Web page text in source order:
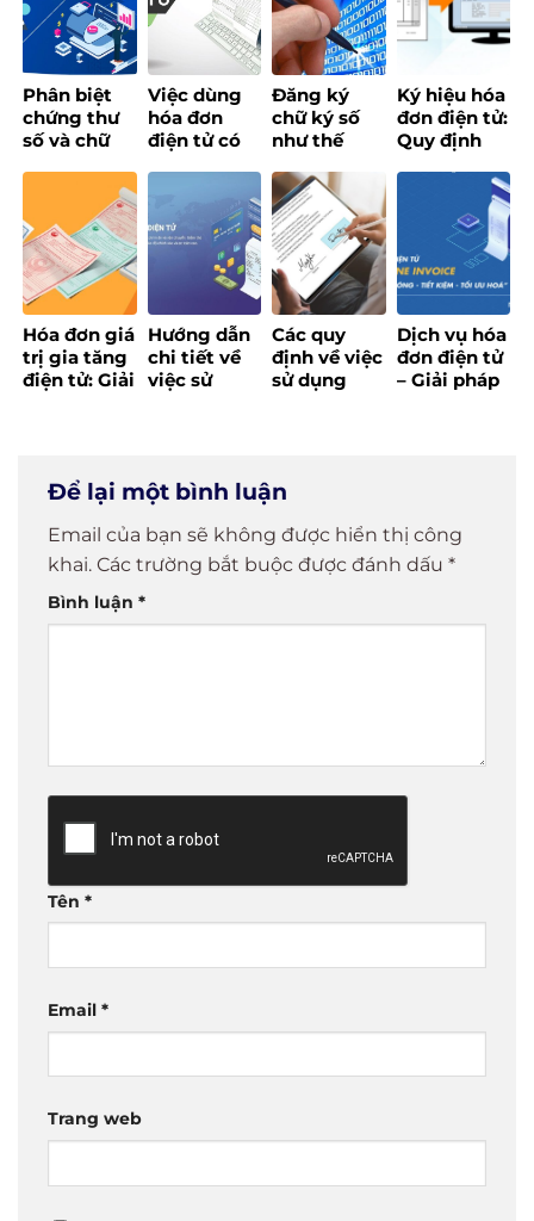
Khắc Phục
Phân biệt
chứng thư
số và chữ
Việc dùng
hóa đơn
điện tử có
không?
Quy định
mới nhất
năm 2025
Đăng ký
chữ ký số
như thế
dẫn chi tiết
từ A đến Z
Ký hiệu hóa
đơn điện tử:
Quy định
32/2025/TT-
Hóa đơn giá
trị gia tăng
điện tử: Giải
đại
Hướng dẫn
chi tiết về
việc sử
Các quy
định về việc
sử dụng
Dịch vụ hóa
đơn điện tử
– Giải pháp
Để lại một bình luận
Email của bạn sẽ không được hiển thị công
khai. Các trường bắt buộc được đánh dấu *
Bình luận *
Tên *
Email *
Trang web